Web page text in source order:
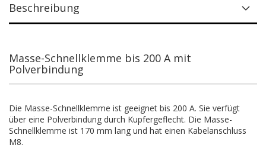
Beschreibung
Masse-Schnellklemme bis 200 A mit
Polverbindung
Die Masse-Schnellklemme ist geeignet bis 200 A. Sie verfügt
über eine Polverbindung durch Kupfergeflecht. Die Masse-
Schnellklemme ist 170 mm lang und hat einen Kabelanschluss
M8.